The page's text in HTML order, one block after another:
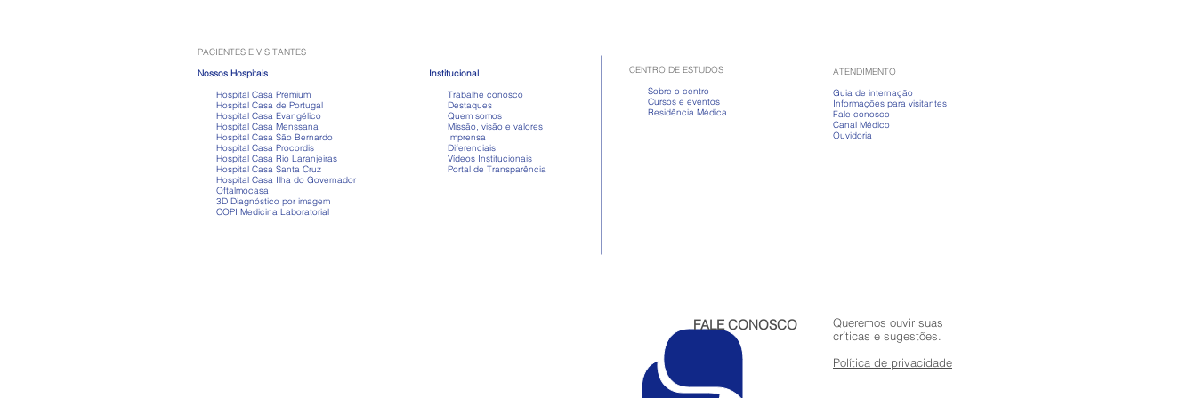
PACIENTES E VISITANTES
Nossos Hospitais
Hospital Casa Premium
Hospital Casa de Portugal
Hospital Casa Evangélico
Hospital Casa Menssana
Hospital Casa São Bernardo
Hospital Casa Procordis
Hospital Casa Rio Laranjeiras
Hospital Casa Santa Cruz
Hospital Casa Ilha do Governador
Oftalmocasa
3D Diagnóstico por imagem
COPI Medicina Laboratorial
Institucional
Trabalhe conosco
Destaques
Quem somos
Missão, visão e valores
Imprensa
Diferenciais
Vídeos Institucionais
Portal de Transparência
CENTRO DE ESTUDOS
Sobre o centro
Cursos e eventos
Residência Médica
ATENDIMENTO
Guia de internação
Informações para visitantes
Fale conosco
Canal Médico
Ouvidoria
FALE CONOSCO
Queremos ouvir suas
críticas e sugestões.
Política de privacidade